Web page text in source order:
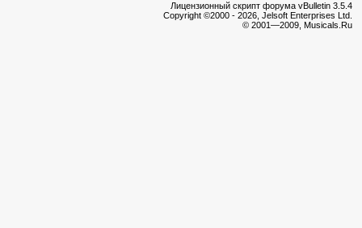
Лицензионный скрипт форума vBulletin 3.5.4
Copyright ©2000 - 2026, Jelsoft Enterprises Ltd.
© 2001—2009, Musicals.Ru